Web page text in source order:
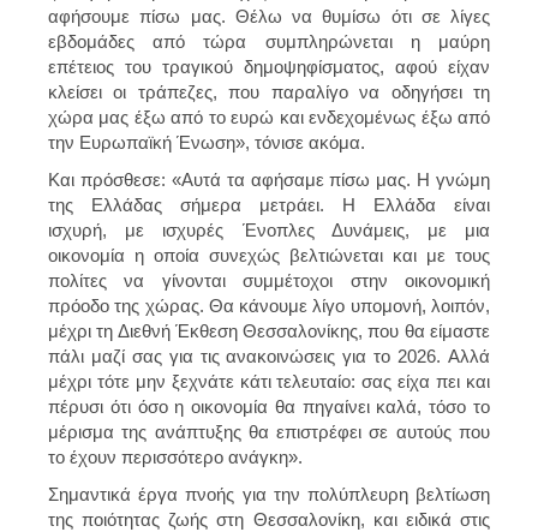
αφήσουμε πίσω μας. Θέλω να θυμίσω ότι σε λίγες
εβδομάδες από τώρα συμπληρώνεται η μαύρη
επέτειος του τραγικού δημοψηφίσματος, αφού είχαν
κλείσει οι τράπεζες, που παραλίγο να οδηγήσει τη
χώρα μας έξω από το ευρώ και ενδεχομένως έξω από
την Ευρωπαϊκή Ένωση», τόνισε ακόμα.
Και πρόσθεσε: «Αυτά τα αφήσαμε πίσω μας. Η γνώμη
της Ελλάδας σήμερα μετράει. Η Ελλάδα είναι
ισχυρή, με ισχυρές Ένοπλες Δυνάμεις, με μια
οικονομία η οποία συνεχώς βελτιώνεται και με τους
πολίτες να γίνονται συμμέτοχοι στην οικονομική
πρόοδο της χώρας. Θα κάνουμε λίγο υπομονή, λοιπόν,
μέχρι τη Διεθνή Έκθεση Θεσσαλονίκης, που θα είμαστε
πάλι μαζί σας για τις ανακοινώσεις για το 2026. Αλλά
μέχρι τότε μην ξεχνάτε κάτι τελευταίο: σας είχα πει και
πέρυσι ότι όσο η οικονομία θα πηγαίνει καλά, τόσο το
μέρισμα της ανάπτυξης θα επιστρέφει σε αυτούς που
το έχουν περισσότερο ανάγκη».
Σημαντικά έργα πνοής για την πολύπλευρη βελτίωση
της ποιότητας ζωής στη Θεσσαλονίκη, και ειδικά στις